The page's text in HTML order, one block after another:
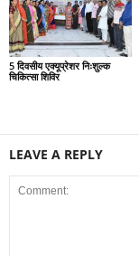
5 दिवसीय एक्यूप्रेशर निःशुल्क
चिकित्सा शिविर
LEAVE A REPLY